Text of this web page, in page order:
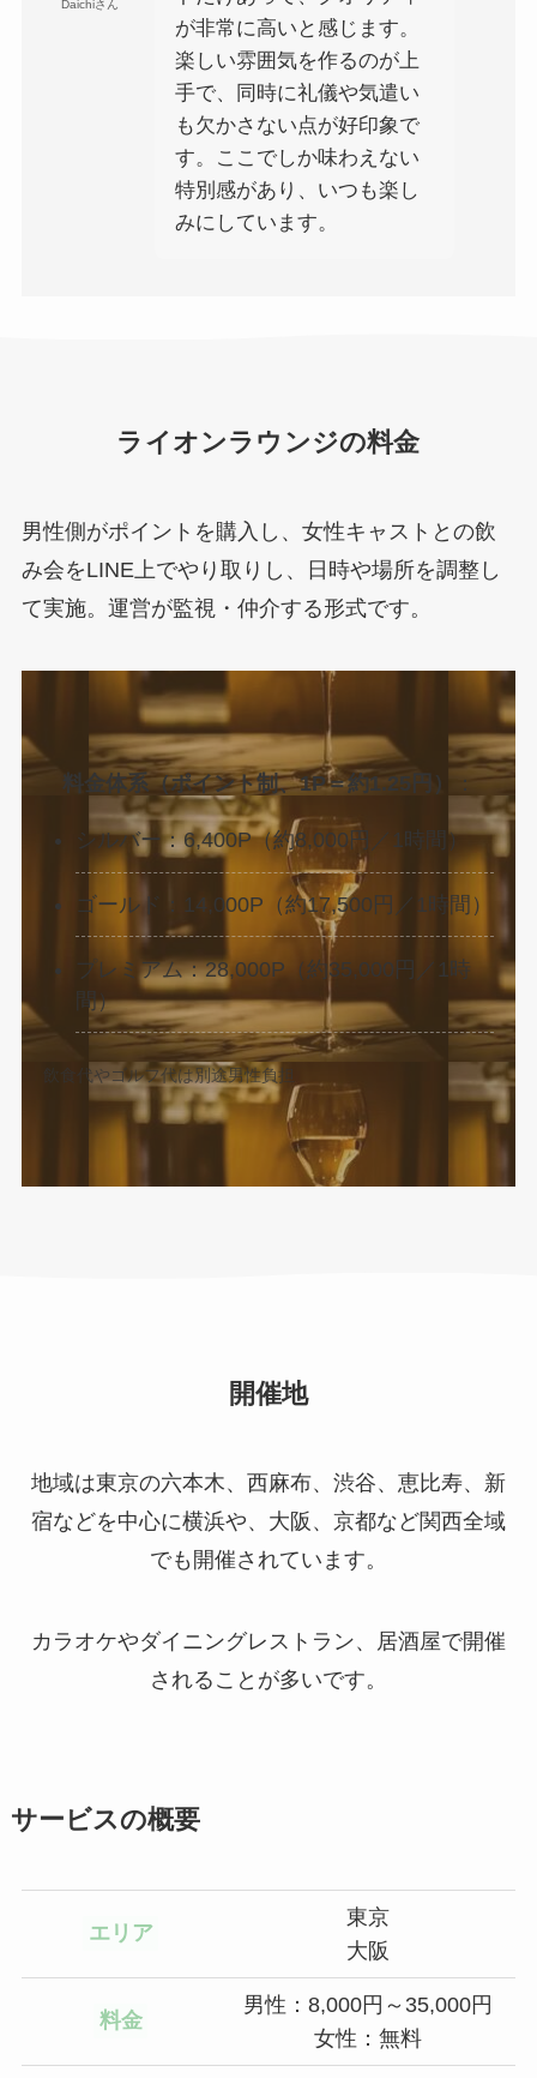
Daichiさん
が非常に高いと感じます。
楽しい雰囲気を作るのが上
手で、同時に礼儀や気遣い
も欠かさない点が好印象で
す。ここでしか味わえない
特別感があり、いつも楽し
みにしています。
ライオンラウンジの料金
男性側がポイントを購入し、女性キャストとの飲
み会をLINE上でやり取りし、日時や場所を調整し
て実施。運営が監視・仲介する形式です。
料金体系（ポイント制、1P＝約1.25円） ：
シルバー：6,400P（約8,000円／1時間）
ゴールド：14,000P（約17,500円／1時間）
プレミアム：28,000P（約35,000円／1時
間）
飲食代やゴルフ代は別途男性負担
開催地
地域は​東京の六本木、西麻布、渋谷、恵比寿、新
宿などを中心に横浜や、大阪、京都など関西全域
でも開催されています。
カラオケやダイニングレストラン、居酒屋で開催
されることが多いです。
サービスの概要
エリア
東京
大阪
料金
男性：8,000円～35,000円
女性：無料